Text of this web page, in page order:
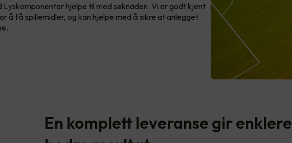
Lyskomponenter hjelpe til med søknaden. Vi er godt kjent
å få spillemidler, og kan hjelpe med å sikre at anlegget
En komplett leveranse gir